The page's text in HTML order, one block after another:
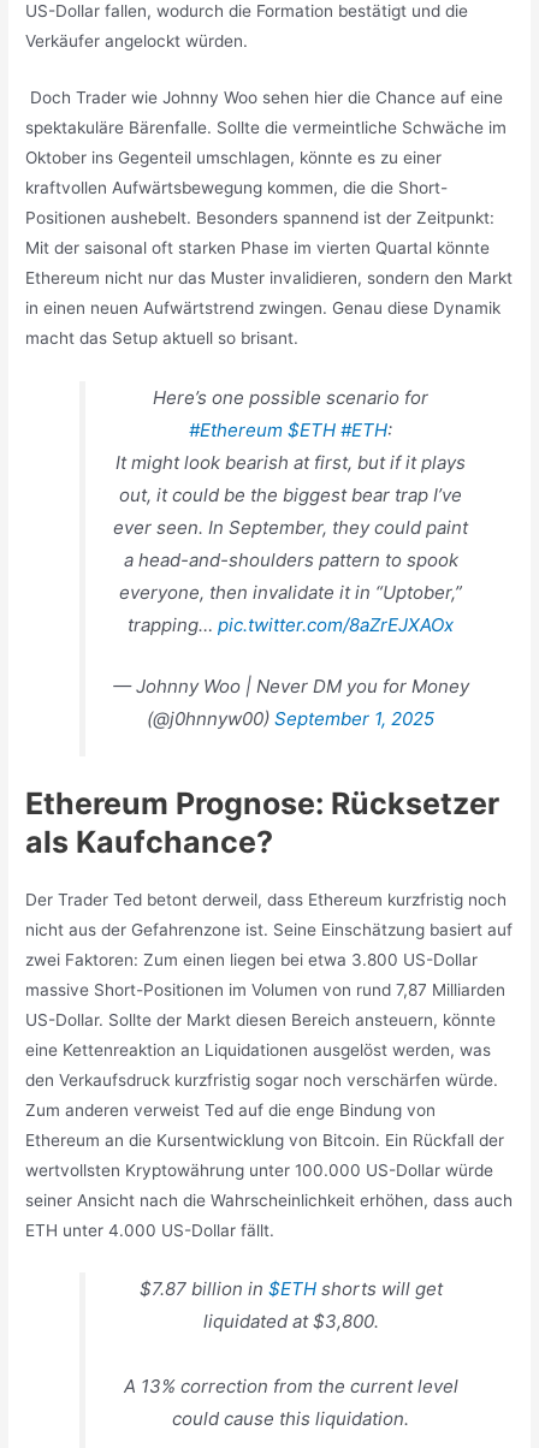
US-Dollar fallen, wodurch die Formation bestätigt und die
Verkäufer angelockt würden.
Doch Trader wie Johnny Woo sehen hier die Chance auf eine
spektakuläre Bärenfalle. Sollte die vermeintliche Schwäche im
Oktober ins Gegenteil umschlagen, könnte es zu einer
kraftvollen Aufwärtsbewegung kommen, die die Short-
Positionen aushebelt. Besonders spannend ist der Zeitpunkt:
Mit der saisonal oft starken Phase im vierten Quartal könnte
Ethereum nicht nur das Muster invalidieren, sondern den Markt
in einen neuen Aufwärtstrend zwingen. Genau diese Dynamik
macht das Setup aktuell so brisant.
Here’s one possible scenario for
#Ethereum $ETH #ETH:
It might look bearish at first, but if it plays
out, it could be the biggest bear trap I’ve
ever seen. In September, they could paint
a head-and-shoulders pattern to spook
everyone, then invalidate it in “Uptober,”
trapping…pic.twitter.com/8aZrEJXAOx
— Johnny Woo | Never DM you for Money
(@j0hnnyw00)September 1, 2025
Ethereum Prognose: Rücksetzer
als Kaufchance?
Der Trader Ted betont derweil, dass Ethereum kurzfristig noch
nicht aus der Gefahrenzone ist. Seine Einschätzung basiert auf
zwei Faktoren: Zum einen liegen bei etwa 3.800 US-Dollar
massive Short-Positionen im Volumen von rund 7,87 Milliarden
US-Dollar. Sollte der Markt diesen Bereich ansteuern, könnte
eine Kettenreaktion an Liquidationen ausgelöst werden, was
den Verkaufsdruck kurzfristig sogar noch verschärfen würde.
Zum anderen verweist Ted auf die enge Bindung von
Ethereum an die Kursentwicklung von Bitcoin. Ein Rückfall der
wertvollsten Kryptowährung unter 100.000 US-Dollar würde
seiner Ansicht nach die Wahrscheinlichkeit erhöhen, dass auch
ETH unter 4.000 US-Dollar fällt.
$7.87 billion in $ETHshorts will get
liquidated at $3,800.
A 13% correction from the current level
could cause this liquidation.